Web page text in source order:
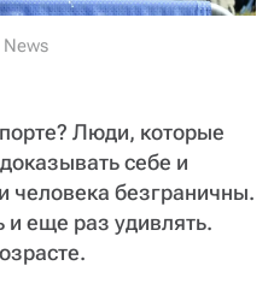
Люди, которые
себе и
человека безграничны.
и еще раз удивлять.